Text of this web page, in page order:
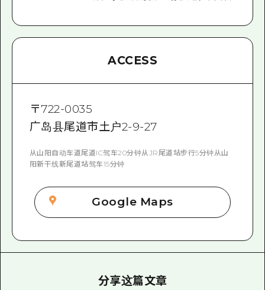
ACCESS
〒722-0035
广岛县尾道市土户2-9-27
从山阳自动车道尾道IC驾车20分钟从JR尾道站步行5分钟从山
阳新干线新尾道站驾车15分钟
Google Maps
分享这篇文章